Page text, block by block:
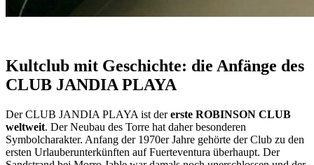
Kultclub mit Geschichte: die Anfänge des
CLUB JANDIA PLAYA
Der CLUB JANDIA PLAYA ist dererste ROBINSON CLUB
weltweit. Der Neubau des Torre hat daher besonderen
Symbolcharakter. Anfang der 1970er Jahre gehörte der Club zu den
ersten Urlauberunterkünften auf Fuerteventura überhaupt. Der